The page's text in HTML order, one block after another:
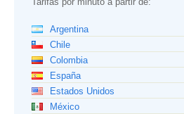
Argentina
Chile
Colombia
España
Estados Unidos
México